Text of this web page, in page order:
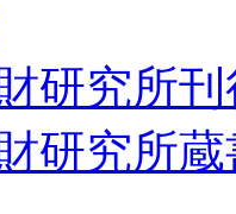
研究所
研究所